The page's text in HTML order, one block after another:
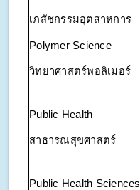
เภสัชกรรมอุตสาหการ
Polymer Science
วิทยาศาสตร์พอลิเมอร์
Public Health
สาธารณสุขศาสตร์
Public Health Sciences